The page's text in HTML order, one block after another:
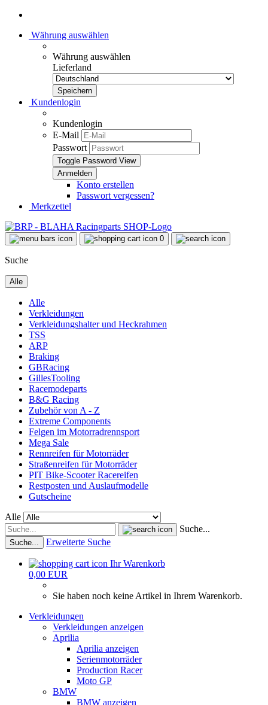
Währung auswählen
Währung auswählen
Lieferland
Kundenlogin
Kundenlogin
E-Mail
Passwort
Toggle Password View
Konto erstellen
Passwort vergessen?
Merkzettel
0
Suche
Alle
Alle
Verkleidungen
Verkleidungshalter und Heckrahmen
TSS
ARP
Braking
GBRacing
GillesTooling
Racemodeparts
B&G Racing
Zubehör von A - Z
Extreme Components
Felgen im Motorradrennsport
Mega Sale
Rennreifen für Motorräder
Straßenreifen für Motorräder
PIT Bike-Scooter Racereifen
Restposten und Auslaufmodelle
Gutscheine
Alle
Suche...
Suche... Erweiterte Suche
Ihr Warenkorb
0,00 EUR
Sie haben noch keine Artikel in Ihrem Warenkorb.
Verkleidungen
Verkleidungen anzeigen
Aprilia
Aprilia anzeigen
Serienmotorräder
Production Racer
Moto GP
BMW
BMW anzeigen